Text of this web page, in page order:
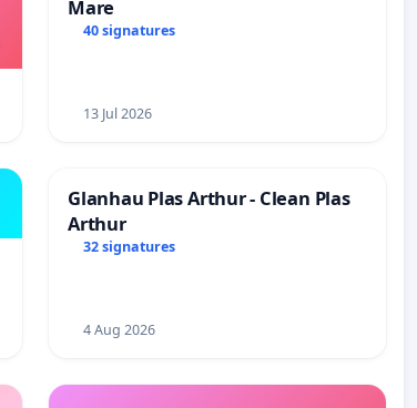
Mare
40 signatures
13 Jul 2026
Glanhau Plas Arthur - Clean Plas
Arthur
32 signatures
4 Aug 2026